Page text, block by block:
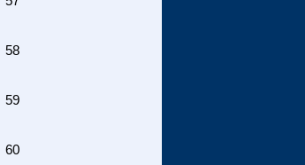
58
59
60